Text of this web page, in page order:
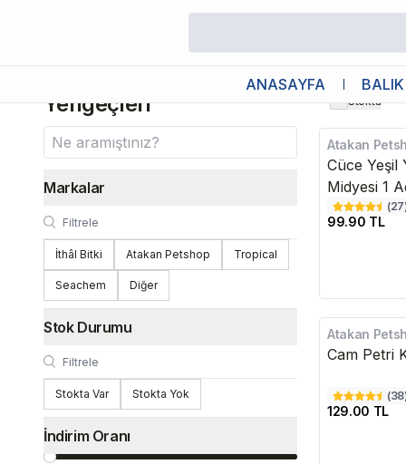
ANASAYFA BALIK
Yengeçleri
Markalar
İthâl Bitki Atakan Petshop Tropical
Seachem Diğer
Stok Durumu
Stokta Var Stokta Yok
İndirim Oranı
Stokta
Atakan
Cüce Yeşil
Midyesi 1
(27
99.90 TL
Atakan
Cam Petri
(38
129.00 TL